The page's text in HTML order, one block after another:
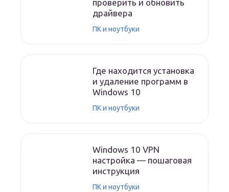
проверить и обновить
драйвера
ПК и ноутбуки
Где находится установка
и удаление программ в
Windows 10
ПК и ноутбуки
Windows 10 VPN
настройка — пошаговая
инструкция
ПК и ноутбуки